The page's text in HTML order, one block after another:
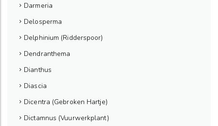
Darmeria
Delosperma
Delphinium (Ridderspoor)
Dendranthema
Dianthus
Diascia
Dicentra (Gebroken Hartje)
Dictamnus (Vuurwerkplant)